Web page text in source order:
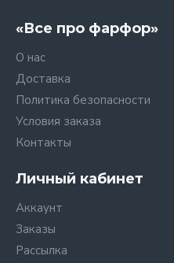
«Все про фарфор»
О нас
Доставка
Политика безопасности
Условия заказа
Контакты
Личный кабинет
Аккаунт
Заказы
Рассылка